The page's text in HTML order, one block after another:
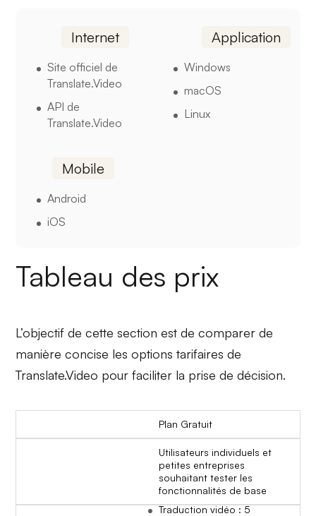
Internet
Site officiel de
Translate.Video
API de
Translate.Video
Application
Windows
macOS
Linux
Mobile
Android
iOS
Tableau des prix
L’objectif de cette section est de comparer de
manière concise les options tarifaires de
Translate.Video pour faciliter la prise de décision.
Plan Gratuit
Utilisateurs individuels et
petites entreprises
souhaitant tester les
fonctionnalités de base
Traduction vidéo : 5